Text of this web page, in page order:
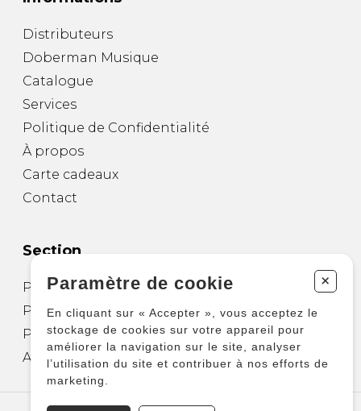
Distributeurs
Doberman Musique
Catalogue
Services
Politique de Confidentialité
À propos
Carte cadeaux
Contact
Section
Partitions pour guitare
Partitions pour autres instruments
Partitions pour ensembles
Autres produits
Paramètre de cookie +
En cliquant sur « Accepter », vous acceptez le
stockage de cookies sur votre appareil pour
améliorer la navigation sur le site, analyser
l’utilisation du site et contribuer à nos efforts de
marketing.